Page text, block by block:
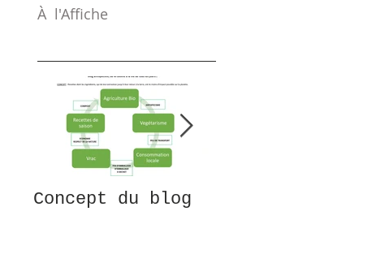
À l'Affiche
Concept du blog